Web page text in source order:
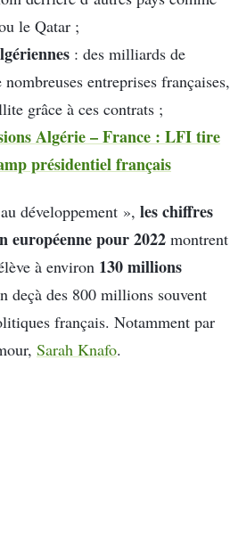
le Qatar ;
: des milliards de
entreprises françaises,
grâce à ces contrats ;
Algérie – France : LFI tire
présidentiel français
développement », les chiffres
européenne pour 2022 montrent
à environ 130 millions
deçà des 800 millions souvent
français. Notamment par
Sarah Knafo.